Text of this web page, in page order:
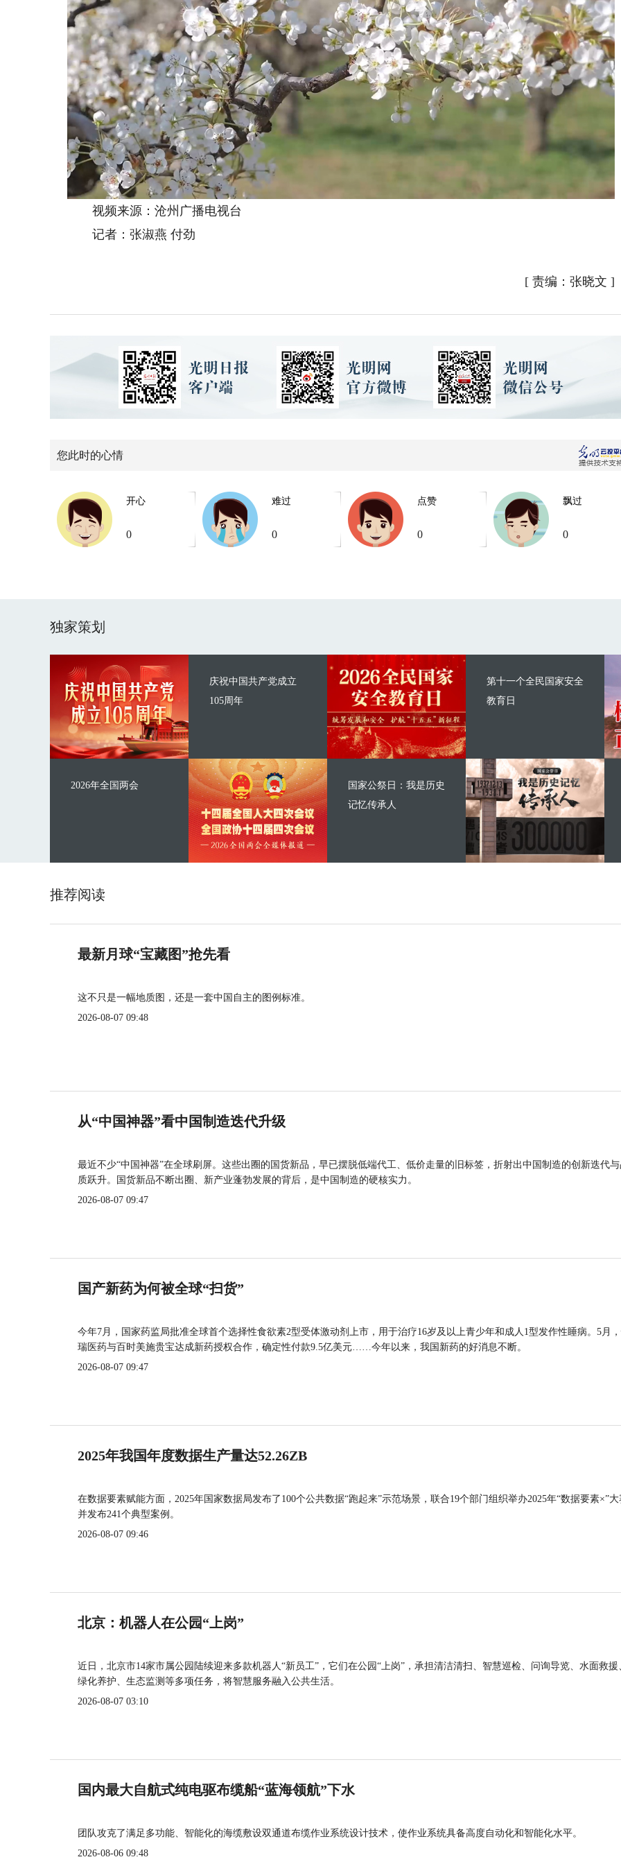
视频来源：沧州广播电视台
记者：张淑燕 付劲
[ 责编：张晓文 ]
您此时的心情
开心
0
难过
0
点赞
0
飘过
0
独家策划
庆祝中国共产党成立
105周年
2026年全国两会
第十一个全民国家安全
教育日
国家公祭日：我是历史
记忆传承人
推荐阅读
最新月球“宝藏图”抢先看
这不只是一幅地质图，还是一套中国自主的图例标准。
2026-08-07 09:48
从“中国神器”看中国制造迭代升级
最近不少“中国神器”在全球刷屏。这些出圈的国货新品，早已摆脱低端代工、低价走量的旧标签，折射出中国制造的创新迭代
质跃升。国货新品不断出圈、新产业蓬勃发展的背后，是中国制造的硬核实力。
2026-08-07 09:47
国产新药为何被全球“扫货”
今年7月，国家药监局批准全球首个选择性食欲素2型受体激动剂上市，用于治疗16岁及以上青少年和成人1型发作性睡病。5月
瑞医药与百时美施贵宝达成新药授权合作，确定性付款9.5亿美元……今年以来，我国新药的好消息不断。
2026-08-07 09:47
2025年我国年度数据生产量达52.26ZB
在数据要素赋能方面，2025年国家数据局发布了100个公共数据“跑起来”示范场景，联合19个部门组织举办2025年“数据要素×”大
并发布241个典型案例。
2026-08-07 09:46
北京：机器人在公园“上岗”
近日，北京市14家市属公园陆续迎来多款机器人“新员工”，它们在公园“上岗”，承担清洁清扫、智慧巡检、问询导览、水面救援
绿化养护、生态监测等多项任务，将智慧服务融入公共生活。
2026-08-07 03:10
国内最大自航式纯电驱布缆船“蓝海领航”下水
团队攻克了满足多功能、智能化的海缆敷设双通道布缆作业系统设计技术，使作业系统具备高度自动化和智能化水平。
2026-08-06 09:48